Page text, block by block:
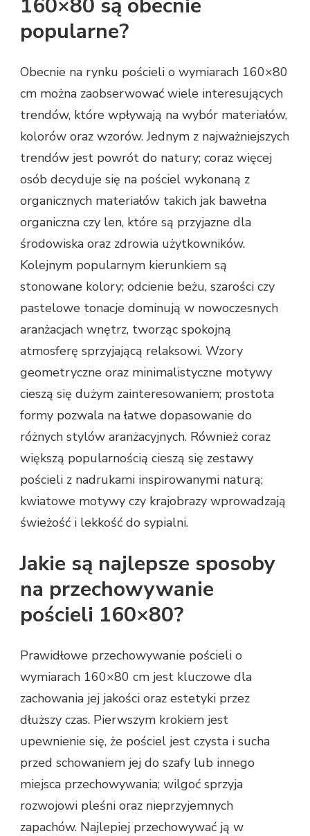
160×80 są obecnie
popularne?
Obecnie na rynku pościeli o wymiarach 160×80
cm można zaobserwować wiele interesujących
trendów, które wpływają na wybór materiałów,
kolorów oraz wzorów. Jednym z najważniejszych
trendów jest powrót do natury; coraz więcej
osób decyduje się na pościel wykonaną z
organicznych materiałów takich jak bawełna
organiczna czy len, które są przyjazne dla
środowiska oraz zdrowia użytkowników.
Kolejnym popularnym kierunkiem są
stonowane kolory; odcienie beżu, szarości czy
pastelowe tonacje dominują w nowoczesnych
aranżacjach wnętrz, tworząc spokojną
atmosferę sprzyjającą relaksowi. Wzory
geometryczne oraz minimalistyczne motywy
cieszą się dużym zainteresowaniem; prostota
formy pozwala na łatwe dopasowanie do
różnych stylów aranżacyjnych. Również coraz
większą popularnością cieszą się zestawy
pościeli z nadrukami inspirowanymi naturą;
kwiatowe motywy czy krajobrazy wprowadzają
świeżość i lekkość do sypialni.
Jakie są najlepsze sposoby
na przechowywanie
pościeli 160×80?
Prawidłowe przechowywanie pościeli o
wymiarach 160×80 cm jest kluczowe dla
zachowania jej jakości oraz estetyki przez
dłuższy czas. Pierwszym krokiem jest
upewnienie się, że pościel jest czysta i sucha
przed schowaniem jej do szafy lub innego
miejsca przechowywania; wilgoć sprzyja
rozwojowi pleśni oraz nieprzyjemnych
zapachów. Najlepiej przechowywać ją w